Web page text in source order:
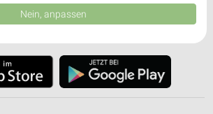
LADEN UND SPAREN!
der Europäischen Union weitergegeben und in die
(1 IAB-Anbieter)
folgende Zwecke:
Nein, anpassen